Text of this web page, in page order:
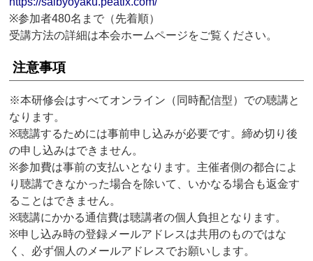
※参加者480名まで（先着順）
受講方法の詳細は本会ホームページをご覧ください。
注意事項
※本研修会はすべてオンライン（同時配信型）での聴講と
なります。
※聴講するためには事前申し込みが必要です。締め切り後
の申し込みはできません。
※参加費は事前の支払いとなります。主催者側の都合によ
り聴講できなかった場合を除いて、いかなる場合も返金す
ることはできません。
※聴講にかかる通信費は聴講者の個人負担となります。
※申し込み時の登録メールアドレスは共用のものではな
く、必ず個人のメールアドレスでお願いします。